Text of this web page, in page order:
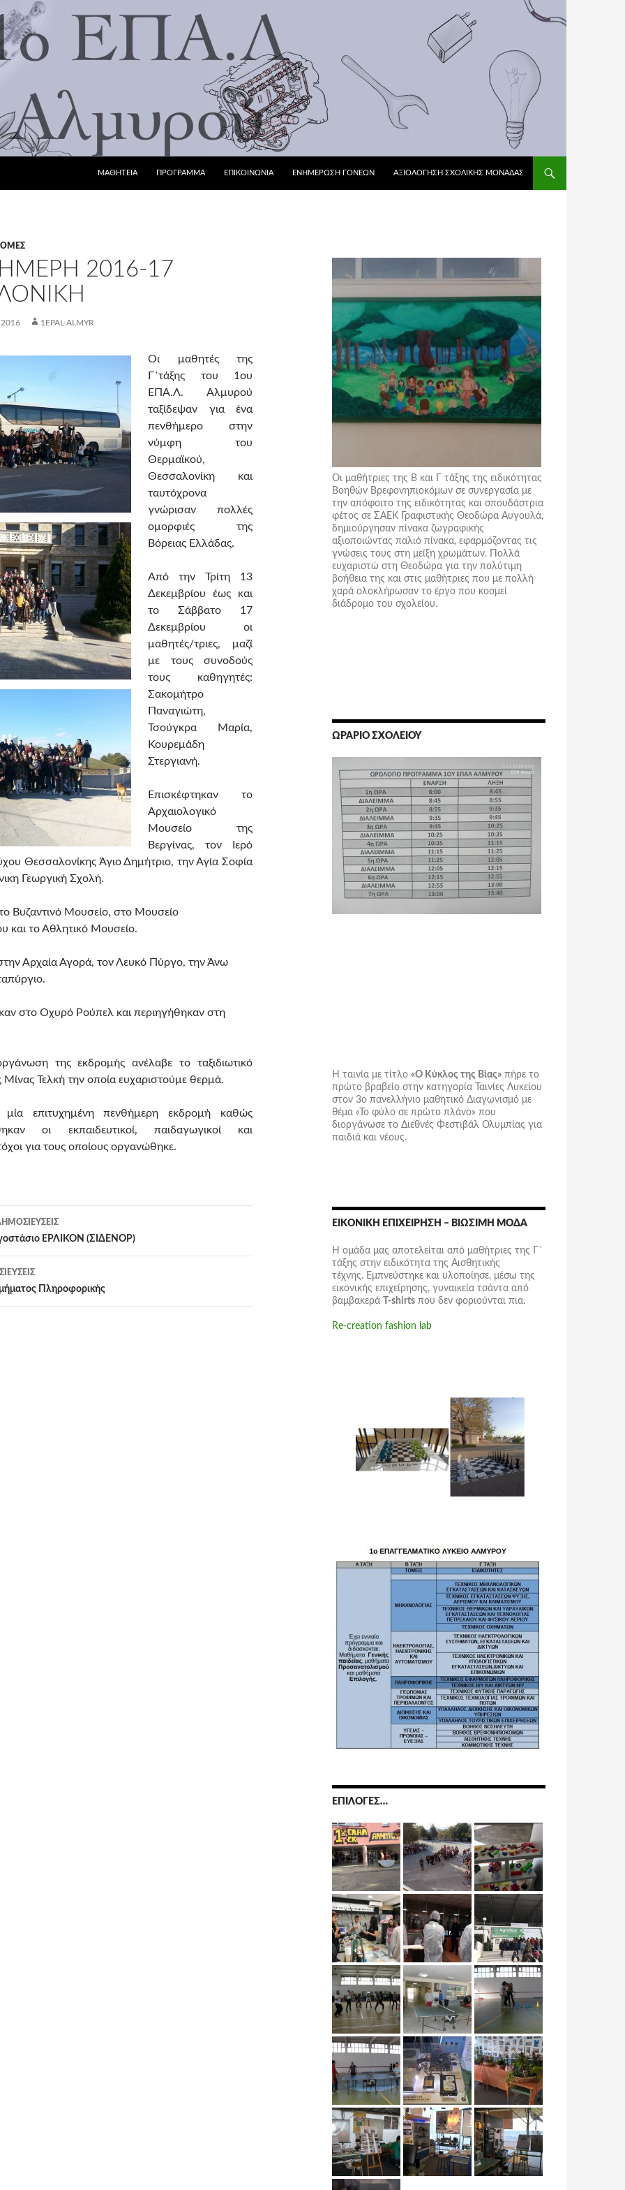
ΜΑΘΗΤΕΙΑ
ΠΡΟΓΡΑΜΜΑ ΕΠΙΚΟΙΝΩΝΙΑ ΕΝΗΜΕΡΩΣΗ ΓΟΝΕΩΝ ΑΞΙΟΛΌΓΗΣΗ ΣΧΟΛΙΚΉΣ ΜΟΝΆΔΑΣ
2016-17
1EPAL-ALMYR
Οι μαθητές της
Γ΄τάξης του 1ου
ΕΠΑ.Λ. Αλμυρού
ταξίδεψαν για ένα
πενθήμερο στην
νύμφη του
Θερμαϊκού,
Θεσσαλονίκη και
ταυτόχρονα
γνώρισαν πολλές
ομορφιές της
Βόρειας Ελλάδας.
Από την Τρίτη 13
Δεκεμβρίου έως και
το Σάββατο 17
Δεκεμβρίου οι
μαθητές/τριες, μαζί
με τους συνοδούς
τους καθηγητές:
Σακομήτρο
Παναγιώτη,
Τσούγκρα Μαρία,
Κουρεμάδη
Στεργιανή.
Επισκέφτηκαν το
Αρχαιολογικό
Μουσείο της
Βεργίνας, τον Ιερό
Θεσσαλονίκης Άγιο Δημήτριο, την Αγία Σοφία
Γεωργική Σχολή.
Βυζαντινό Μουσείο, στο Μουσείο
και το Αθλητικό Μουσείο.
Αρχαία Αγορά, τον Λευκό Πύργο, την Άνω
στο Οχυρό Ρούπελ και περιηγήθηκαν στη
της εκδρομής ανέλαβε το ταξιδιωτικό
Μίνας Τελκή την οποία ευχαριστούμε θερμά.
μία επιτυχημένη πενθήμερη εκδρομή καθώς
οι εκπαιδευτικοί, παιδαγωγικοί και
για τους οποίους οργανώθηκε.
ΕΡΛΙΚΟΝ (ΣΙΔΕΝΟΡ)
Πληροφορικής
Οι μαθήτριες της Β και Γ τάξης της ειδικότητας
Βοηθών Βρεφονηπιοκόμων σε συνεργασία με
την απόφοιτο της ειδικότητας και σπουδάστρια
φέτος σε ΣΑΕΚ Γραφιστικής Θεοδώρα Αυγουλά,
δημιούργησαν πίνακα ζωγραφικής
αξιοποιώντας παλιό πίνακα, εφαρμόζοντας τις
γνώσεις τους στη μείξη χρωμάτων. Πολλά
ευχαριστώ στη Θεοδώρα για την πολύτιμη
βοήθεια της και στις μαθήτριες που με πολλή
χαρά ολοκλήρωσαν το έργο που κοσμεί
διάδρομο του σχολείου.
ΩΡΆΡΙΟ ΣΧΟΛΕΊΟΥ
Η ταινία με τίτλο «Ο Κύκλος της Βίας» πήρε το
πρώτο βραβείο στην κατηγορία Ταινίες Λυκείου
στον 3ο πανελλήνιο μαθητικό Διαγωνισμό με
θέμα «Το φύλο σε πρώτο πλάνο» που
διοργάνωσε το Διεθνές Φεστιβάλ Ολυμπίας για
παιδιά και νέους.
ΕΙΚΟΝΙΚΉ ΕΠΙΧΕΊΡΗΣΗ – ΒΙΏΣΙΜΗ ΜΌΔΑ
Η ομάδα μας αποτελείται από μαθήτριες της Γ΄
τάξης στην ειδικότητα της Αισθητικής
τέχνης. Εμπνεύστηκε και υλοποίησε, μέσω της
εικονικής επιχείρησης, γυναικεία τσάντα από
βαμβακερά
T-shirts που δεν φοριούνται πια.
Re-creation fashion lab
ΕΠΙΛΟΓΈΣ…